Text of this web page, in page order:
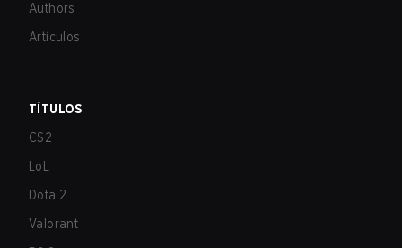
Authors
Artículos
TÍTULOS
CS2
LoL
Dota 2
Valorant